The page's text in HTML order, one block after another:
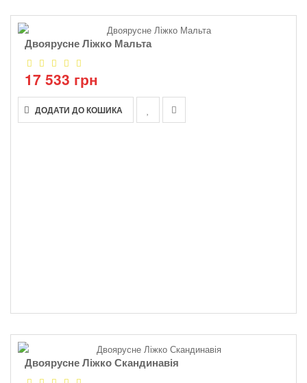
Двоярусне Ліжко Мальта
17 533 грн
ДОДАТИ ДО КОШИКА
Двоярусне Ліжко Скандинавія